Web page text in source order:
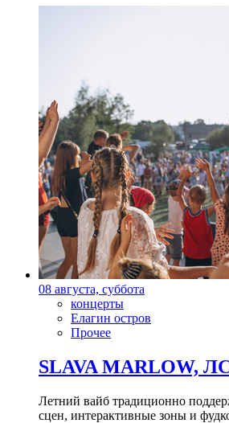
08 августа, суббота
концерты
Елагин остров
Прочее
SLAVA MARLOW,
Летний вайб традиционно
сцен, интерактивные зоны и